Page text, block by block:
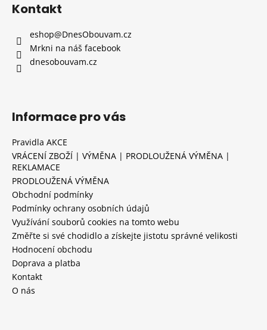
Kontakt
eshop@DnesObouvam.cz
Mrkni na náš facebook
dnesobouvam.cz
Informace pro vás
Pravidla AKCE
VRÁCENÍ ZBOŽÍ | VÝMĚNA | PRODLOUŽENÁ VÝMĚNA |
REKLAMACE
PRODLOUŽENÁ VÝMĚNA
Obchodní podmínky
Podmínky ochrany osobních údajů
Využívání souborů cookies na tomto webu
Změřte si své chodidlo a získejte jistotu správné velikosti
Hodnocení obchodu
Doprava a platba
Kontakt
O nás